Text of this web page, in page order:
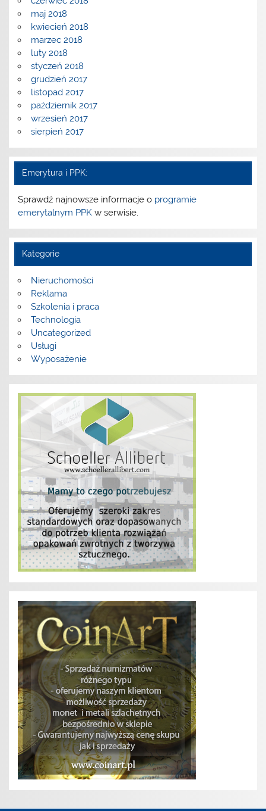
maj 2018
kwiecień 2018
marzec 2018
luty 2018
styczeń 2018
grudzień 2017
listopad 2017
październik 2017
wrzesień 2017
sierpień 2017
Emerytura i PPK:
Sprawdź najnowsze informacje o programie
emerytalnym PPK w serwisie.
Kategorie
Nieruchomości
Reklama
Szkolenia i praca
Technologia
Uncategorized
Usługi
Wyposażenie